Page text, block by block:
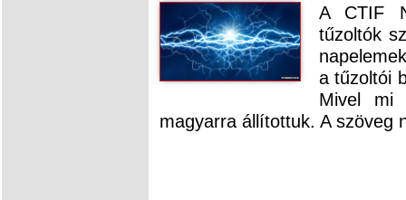
A CTIF
tűzoltók
a tűzoltói
Mivel mi
magyarra állítottuk. A szöveg